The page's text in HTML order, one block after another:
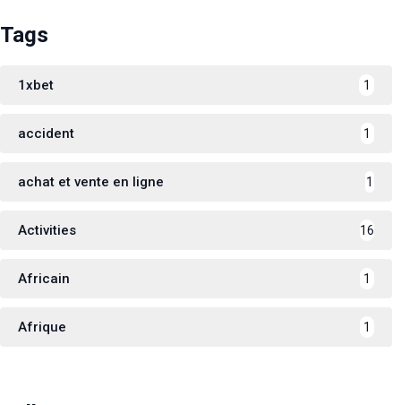
Tags
1xbet 1
accident 1
achat et vente en ligne 1
Activities 16
Africain 1
Afrique 1